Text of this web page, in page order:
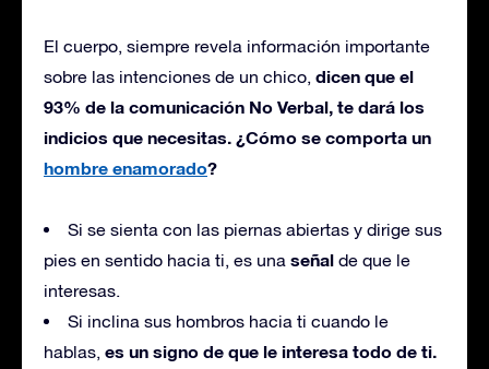
El cuerpo, siempre revela información importante
sobre las intenciones de un chico, dicen que el
93% de la comunicación No Verbal, te dará los
indicios que necesitas. ¿Cómo se comporta un
hombre enamorado?
Si se sienta con las piernas abiertas y dirige sus
pies en sentido hacia ti, es una señal de que le
interesas.
Si inclina sus hombros hacia ti cuando le
hablas, es un signo de que le interesa todo de ti.